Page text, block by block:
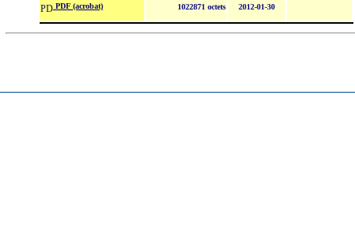
PDF (acrobat) 1022871 octets 2012-01-30